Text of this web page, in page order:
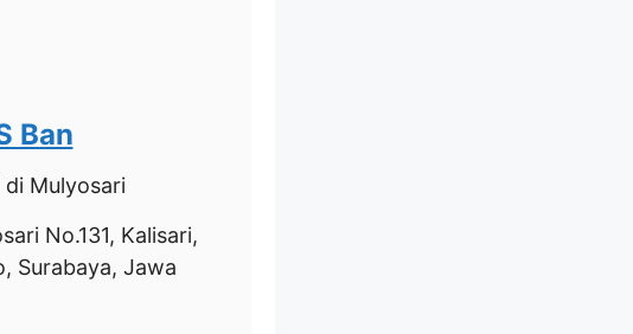
Ban
di Mulyosari
No.131, Kalisari,
Surabaya, Jawa